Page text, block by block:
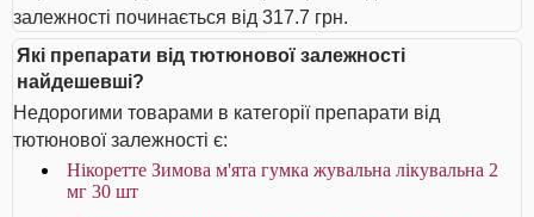
залежності починається від 317.7 грн.
Які препарати від тютюнової залежності
найдешевші?
Недорогими товарами в категорії препарати від
тютюнової залежності є:
Нікоретте Зимова м'ята гумка жувальна лікувальна 2
мг 30 шт